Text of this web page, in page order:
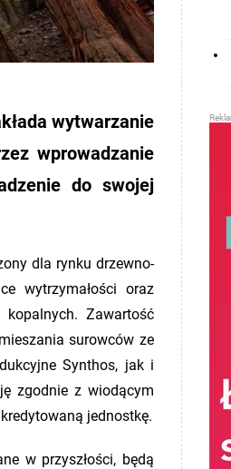
wytwarzanie
wprowadzanie
do swojej
dla rynku drzewno-
wytrzymałości oraz
Zawartość
surowców ze
Synthos, jak i
zgodnie z wiodącym
jednostkę.
w przyszłości, będą